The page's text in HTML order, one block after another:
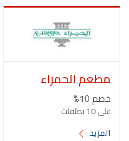
مطعم الحمراء
خصم 10%
على 10 بطاقات
المزيد